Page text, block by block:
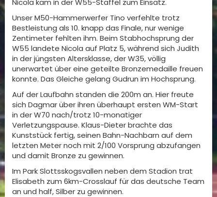
Nicola kam in der W55-Staffel zum Einsatz.
Unser M50-Hammerwerfer Tino verfehlte trotz
Bestleistung als 10. knapp das Finale, nur wenige
Zentimeter fehlten ihm. Beim Stabhochsprung der
W55 landete Nicola auf Platz 5, während sich Judith
in der jüngsten Altersklasse, der W35, völlig
unerwartet über eine geteilte Bronzemedaille freuen
konnte. Das Gleiche gelang Gudrun im Hochsprung.
Auf der Laufbahn standen die 200m an. Hier freute
sich Dagmar über ihren überhaupt ersten WM-Start
in der W70 nach/trotz 10-monatiger
Verletzungspause. Klaus-Dieter brachte das
Kunststück fertig, seinen Bahn-Nachbarn auf dem
letzten Meter noch mit 2/100 Vorsprung abzufangen
und damit Bronze zu gewinnen.
Im Park Slottsskogsvallen neben dem Stadion trat
Elisabeth zum 6km-Crosslauf für das deutsche Team
an und half, Silber zu gewinnen.